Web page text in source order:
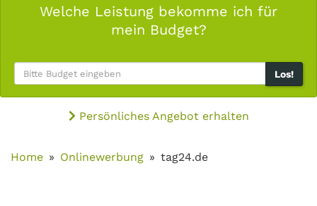
Welche Leistung bekomme ich für
mein Budget?
Los!
Persönliches Angebot erhalten
Home Onlinewerbung tag24.de